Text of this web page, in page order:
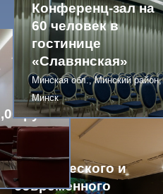
Конференц-зал на
60 человек в
гостинице
«Славянская»
Минская обл., Минский район,
Минск
руб.
Галерея
классического и
современного